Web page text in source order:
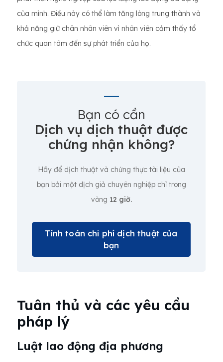
của mình. Điều này có thể làm tăng lòng trung thành và
khả năng giữ chân nhân viên vì nhân viên cảm thấy tổ
chức quan tâm đến sự phát triển của họ.
Bạn có cần
Dịch vụ dịch thuật được
chứng nhận không?
Hãy để dịch thuật và chứng thực tài liệu của
bạn bởi một dịch giả chuyên nghiệp chỉ trong
vòng 12 giờ.
Tính toán chi phí dịch thuật của
bạn
Tuân thủ và các yêu cầu
pháp lý
Luật lao động địa phương